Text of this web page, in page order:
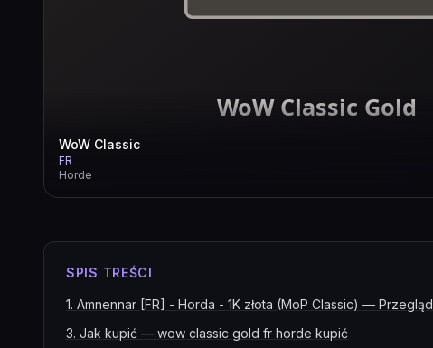
WoW Classic
FR
Horde
SPIS TREŚCI
1. Amnennar [FR] - Horda - 1K złota (MoP Classic) — Przegląd
3. Jak kupić — wow classic gold fr horde kupić